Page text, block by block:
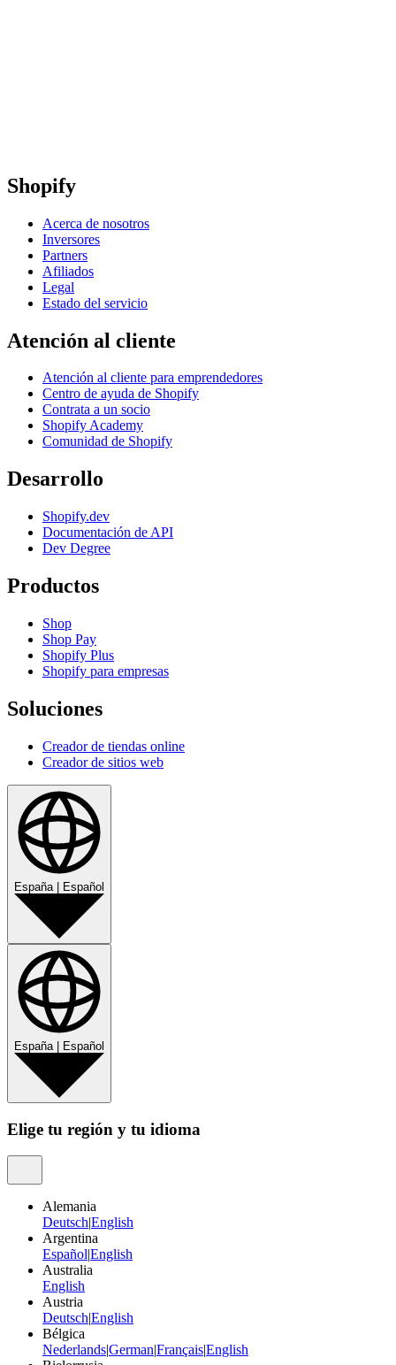
Shopify
Acerca de nosotros
Inversores
Partners
Afiliados
Legal
Estado del servicio
Atención al cliente
Atención al cliente para emprendedores
Centro de ayuda de Shopify
Contrata a un socio
Shopify Academy
Comunidad de Shopify
Desarrollo
Shopify.dev
Documentación de API
Dev Degree
Productos
Shop
Shop Pay
Shopify Plus
Shopify para empresas
Soluciones
Creador de tiendas online
Creador de sitios web
España Español
España Español
Elige tu región y tu idioma
Alemania
Deutsch|English
Argentina
Español|English
Australia
English
Austria
Deutsch|English
Bélgica
Nederlands|German|Français|English